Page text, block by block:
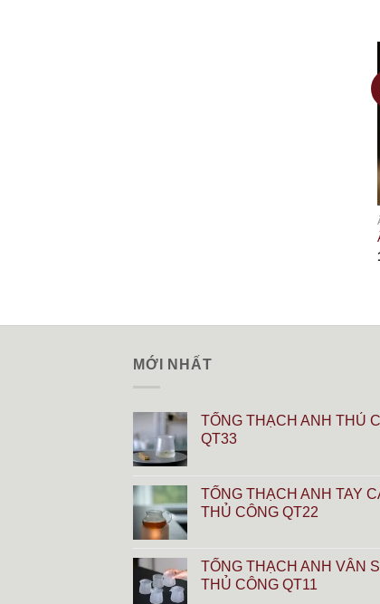
MỚI NHẤT
TỐNG THẠCH ANH THỦ
QT33
TỐNG THẠCH ANH TAY
THỦ CÔNG QT22
TỐNG THẠCH ANH VÂN
THỦ CÔNG QT11